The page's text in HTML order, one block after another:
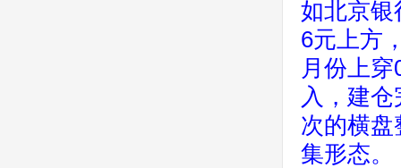
如北京银
6元上方
月份上
入，建
次的横
集形态。